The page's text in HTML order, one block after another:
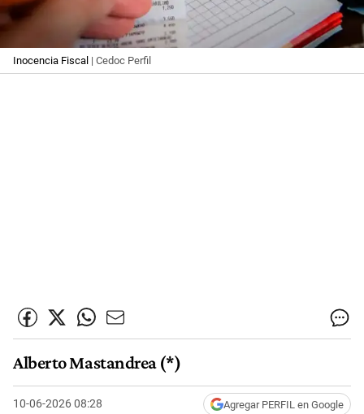
Inocencia Fiscal | Cedoc Perfil
Alberto Mastandrea (*)
10-06-2026 08:28 Agregar PERFIL en Google